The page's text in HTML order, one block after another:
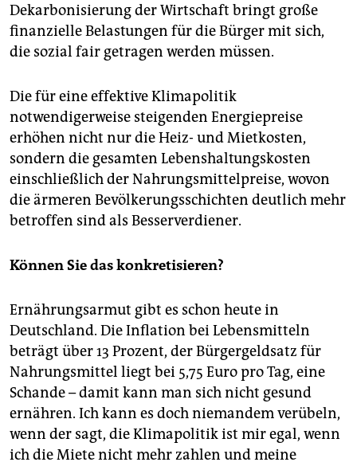
Dekarbonisierung der Wirtschaft bringt große
finanzielle Belastungen für die Bürger mit sich,
die sozial fair getragen werden müssen.
Die für eine effektive Klimapolitik
notwendigerweise steigenden Energiepreise
erhöhen nicht nur die Heiz- und Mietkosten,
sondern die gesamten Lebenshaltungskosten
einschließlich der ­Nahrungsmittelpreise, wovon
die ärmeren Bevölkerungsschichten deutlich mehr
betroffen sind als Besserverdiener.
Können Sie das konkretisieren?
Ernährungsarmut gibt es schon heute in
Deutschland. Die Inflation bei Lebensmitteln
beträgt über 13 Prozent, der Bürgergeldsatz für
Nahrungsmittel liegt bei 5,75 Euro pro Tag, eine
Schande – damit kann man sich nicht gesund
ernähren. Ich kann es doch niemandem verübeln,
wenn der sagt, die Klimapolitik ist mir egal, wenn
ich die Miete nicht mehr zahlen und meine